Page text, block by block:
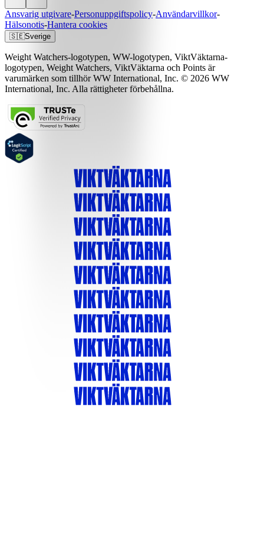
Ansvarig utgivare-Personuppgiftspolicy-Användarvillkor-
Hälsonotis-Hantera cookies
🇸🇪Sverige
Weight Watchers-logotypen, WW-logotypen, ViktVäktarna-
logotypen, Weight Watchers, ViktVäktarna och Points är
varumärken som tillhör WW International, Inc. © 2026 WW
International, Inc. Alla rättigheter förbehållna.